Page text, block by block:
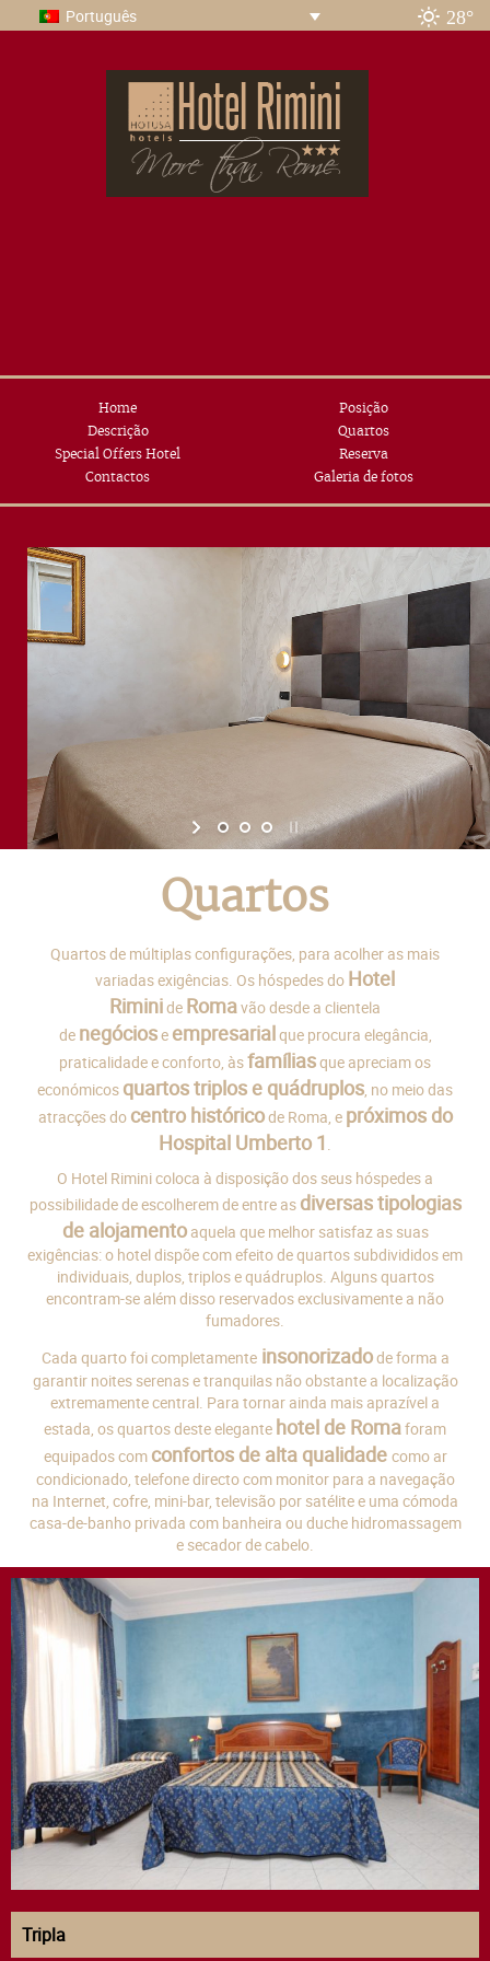
28°
Português
Home
Posição
Descrição
Quartos
Special Offers Hotel
Reserva
Contactos
Galeria de fotos
Quartos
Quartos de múltiplas configurações, para acolher as mais
variadas exigências. Os hóspedes do Hotel
Riminide Romavão desde a clientela
de negóciose empresarialque procura elegância,
praticalidade e conforto, àsfamíliasque apreciam os
económicos quartos triplos e quádruplos , no meio das
atracções do centro históricode Roma, e próximos do
Hospital Umberto 1
O Hotel Rimini coloca à disposição dos seus hóspedes a
possibilidade de escolherem de entre as diversas tipologias
de alojamentoaquela que melhor satisfaz as suas
exigências: o hotel dispõe com efeito de quartos subdivididos em
individuais, duplos, triplos e quádruplos. Alguns quartos
encontram-se além disso reservados exclusivamente a não
fumadores.
Cada quarto foi completamenteinsonorizadode forma a
garantir noites serenas e tranquilas não obstante a localização
extremamente central. Para tornar ainda mais aprazível a
estada, os quartos deste elegante hotel de Romaforam
equipados com confortos de alta qualidade como ar
condicionado, telefone directo com monitor para a navegação
na Internet, cofre, mini-bar, televisão por satélite e uma cómoda
casa-de-banho privada com banheira ou duche hidromassagem
e secador de cabelo.
Tripla